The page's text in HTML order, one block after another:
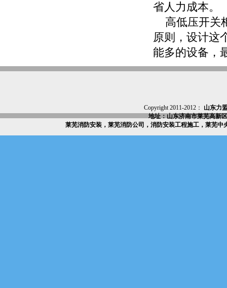
省人力成本。
高低压开关
原则，设计这
能多的设备，
Copyright 2011-2012： 山东力
地址：山东济南市莱芜高新
莱芜消防安装，莱芜消防公司，消防安装工程施工，莱芜